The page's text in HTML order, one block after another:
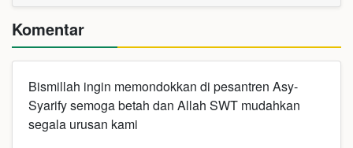
Komentar
Bismillah ingin memondokkan di pesantren Asy-
Syarify semoga betah dan Allah SWT mudahkan
segala urusan kami